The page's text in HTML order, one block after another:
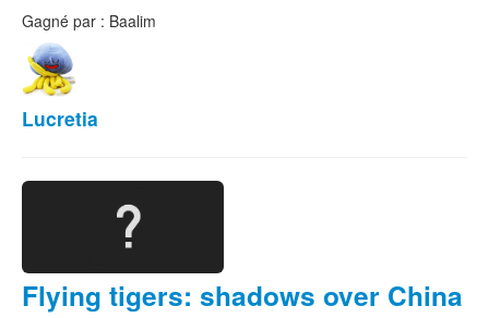
Gagné par : Baalim
Lucretia
Flying tigers: shadows over China